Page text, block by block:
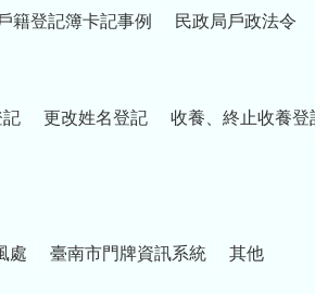
籍登記簿卡記事例 民政局戶政法令
記 更改姓名登記 收養、終止收養登
處 臺南市門牌資訊系統 其他